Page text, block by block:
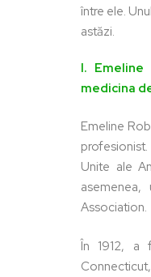
între ele.
astăzi.
I.
medicina
Emeline
Unite ale
Association.
În 1912, a